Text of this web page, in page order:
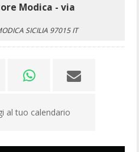
Modica - via
SICILIA 97015 IT
al tuo calendario